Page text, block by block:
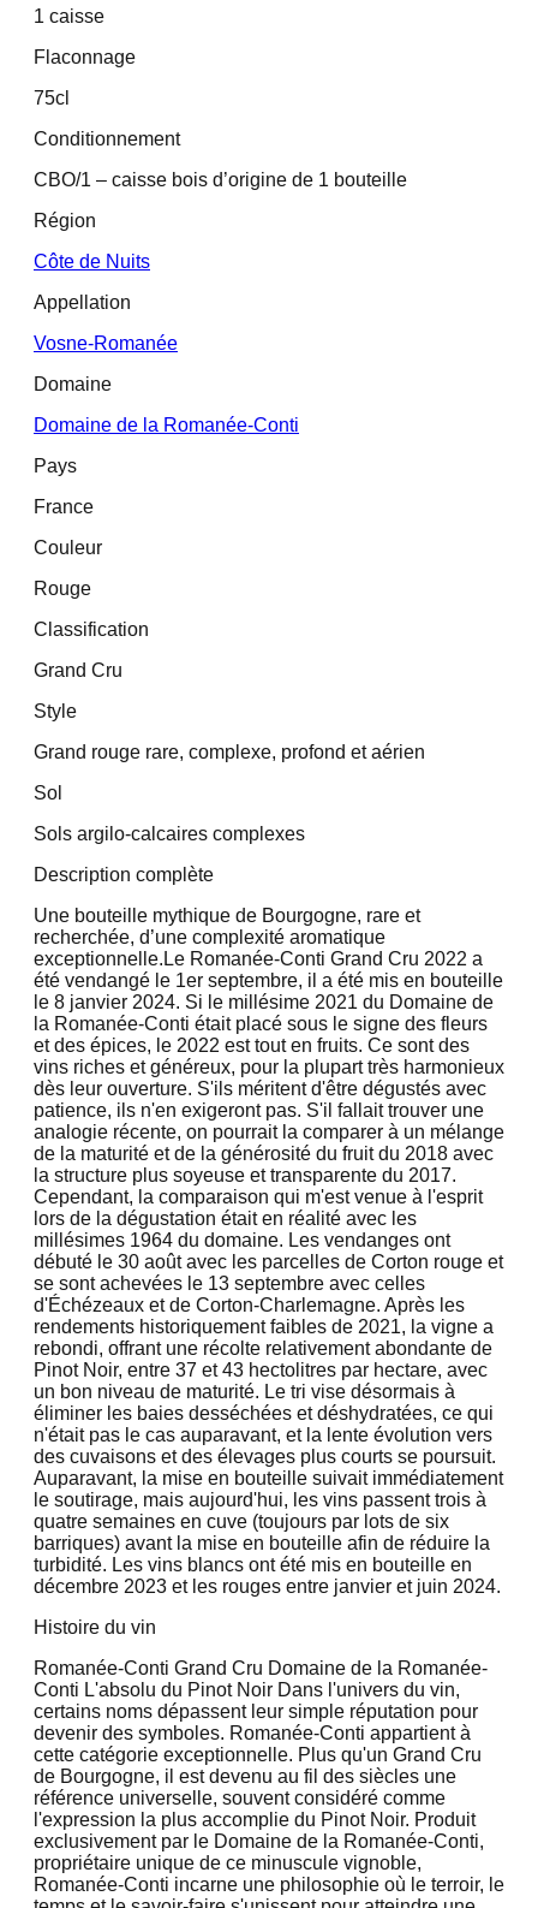
1 caisse
Flaconnage
75cl
Conditionnement
CBO/1 – caisse bois d’origine de 1 bouteille
Région
Côte de Nuits
Appellation
Vosne-Romanée
Domaine
Domaine de la Romanée-Conti
Pays
France
Couleur
Rouge
Classification
Grand Cru
Style
Grand rouge rare, complexe, profond et aérien
Sol
Sols argilo-calcaires complexes
Description complète
Une bouteille mythique de Bourgogne, rare et
recherchée, d’une complexité aromatique
exceptionnelle.Le Romanée-Conti Grand Cru 2022 a
été vendangé le 1er septembre, il a été mis en bouteille
le 8 janvier 2024. Si le millésime 2021 du Domaine de
la Romanée-Conti était placé sous le signe des fleurs
et des épices, le 2022 est tout en fruits. Ce sont des
vins riches et généreux, pour la plupart très harmonieux
dès leur ouverture. S'ils méritent d'être dégustés avec
patience, ils n'en exigeront pas. S'il fallait trouver une
analogie récente, on pourrait la comparer à un mélange
de la maturité et de la générosité du fruit du 2018 avec
la structure plus soyeuse et transparente du 2017.
Cependant, la comparaison qui m'est venue à l'esprit
lors de la dégustation était en réalité avec les
millésimes 1964 du domaine. Les vendanges ont
débuté le 30 août avec les parcelles de Corton rouge et
se sont achevées le 13 septembre avec celles
d'Échézeaux et de Corton-Charlemagne. Après les
rendements historiquement faibles de 2021, la vigne a
rebondi, offrant une récolte relativement abondante de
Pinot Noir, entre 37 et 43 hectolitres par hectare, avec
un bon niveau de maturité. Le tri vise désormais à
éliminer les baies desséchées et déshydratées, ce qui
n'était pas le cas auparavant, et la lente évolution vers
des cuvaisons et des élevages plus courts se poursuit.
Auparavant, la mise en bouteille suivait immédiatement
le soutirage, mais aujourd'hui, les vins passent trois à
quatre semaines en cuve (toujours par lots de six
barriques) avant la mise en bouteille afin de réduire la
turbidité. Les vins blancs ont été mis en bouteille en
décembre 2023 et les rouges entre janvier et juin 2024.
Histoire du vin
Romanée-Conti Grand Cru Domaine de la Romanée-
Conti L'absolu du Pinot Noir Dans l'univers du vin,
certains noms dépassent leur simple réputation pour
devenir des symboles. Romanée-Conti appartient à
cette catégorie exceptionnelle. Plus qu'un Grand Cru
de Bourgogne, il est devenu au fil des siècles une
référence universelle, souvent considéré comme
l'expression la plus accomplie du Pinot Noir. Produit
exclusivement par le Domaine de la Romanée-Conti,
propriétaire unique de ce minuscule vignoble,
Romanée-Conti incarne une philosophie où le terroir, le